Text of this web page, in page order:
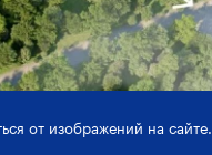
от изображений на сайте.